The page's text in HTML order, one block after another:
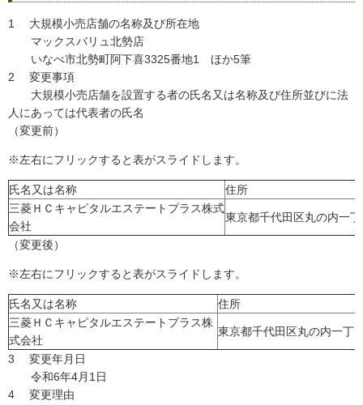
1 大規模小売店舗の名称及び所在地
マックスバリュ北勢店
いなべ市北勢町阿下喜3325番地1 ほか5筆
2 変更事項
大規模小売店舗を設置する者の氏名又は名称及び住所並びに法
人にあっては代表者の氏名
（変更前）
※左右にフリックすると表がスライドします。
氏名又は名称
住所
三菱ＨＣキャピタルエステートプラス株式
会社
東京都千代田区丸の内一
（変更後）
※左右にフリックすると表がスライドします。
氏名又は名称
住所
三菱ＨＣキャピタルエステートプラス株
式会社
東京都千代田区丸の内一丁
3 変更年月日
令和6年4月1日
4 変更理由